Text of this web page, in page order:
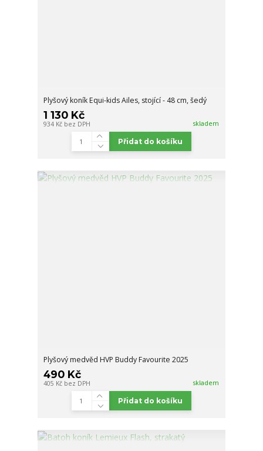
Plyšový koník Equi-kids Ailes, stojící - 48 cm, šedý
1 130 Kč
934 Kč bez DPH skladem
Přidat do košíku
Plyšový medvěd HVP Buddy Favourite 2025
490 Kč
405 Kč bez DPH skladem
Přidat do košíku